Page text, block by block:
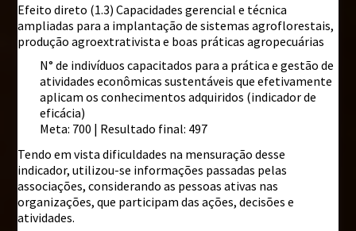
Efeito direto (1.3) Capacidades gerencial e técnica
ampliadas para a implantação de sistemas agroflorestais,
produção agroextrativista e boas práticas agropecuárias
N° de indivíduos capacitados para a prática e gestão de
atividades econômicas sustentáveis que efetivamente
aplicam os conhecimentos adquiridos (indicador de
eficácia)
Meta: 700 | Resultado final: 497
Tendo em vista dificuldades na mensuração desse
indicador, utilizou-se informações passadas pelas
associações, considerando as pessoas ativas nas
organizações, que participam das ações, decisões e
atividades.